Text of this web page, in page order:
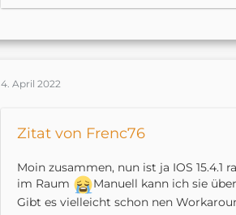
at Service.execAction (/
at Handler.get (/usr/local/
4. April 2022
Zitat von Frenc76
Moin zusammen, nun ist ja IOS
im Raum
Manuell kann ich sie
Gibt es vielleicht schon nen